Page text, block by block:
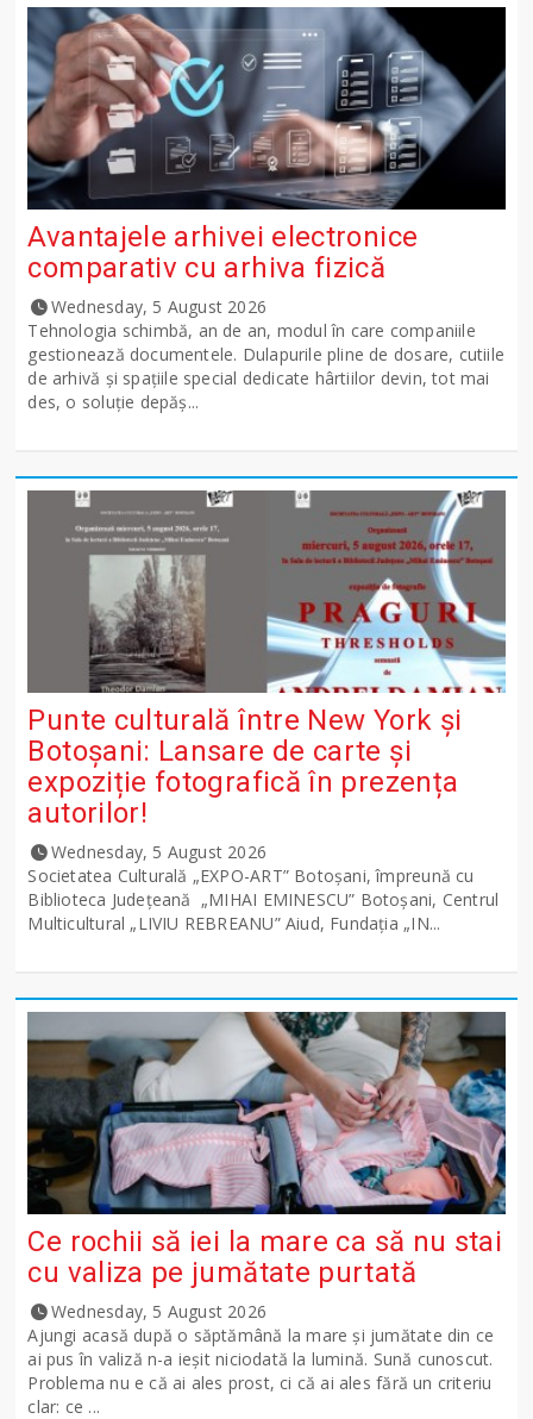
Avantajele arhivei electronice
comparativ cu arhiva fizică
Wednesday, 5 August 2026
Tehnologia schimbă, an de an, modul în care companiile
gestionează documentele. Dulapurile pline de dosare, cutiile
de arhivă și spațiile special dedicate hârtiilor devin, tot mai
des, o soluție depăș...
Punte culturală între New York și
Botoșani: Lansare de carte și
expoziție fotografică în prezența
autorilor!
Wednesday, 5 August 2026
Societatea Culturală „EXPO-ART” Botoșani, împreună cu
Biblioteca Județeană „MIHAI EMINESCU” Botoșani, Centrul
Multicultural „LIVIU REBREANU” Aiud, Fundația „IN...
Ce rochii să iei la mare ca să nu stai
cu valiza pe jumătate purtată
Wednesday, 5 August 2026
Ajungi acasă după o săptămână la mare și jumătate din ce
ai pus în valiză n-a ieșit niciodată la lumină. Sună cunoscut.
Problema nu e că ai ales prost, ci că ai ales fără un criteriu
clar: ce ...